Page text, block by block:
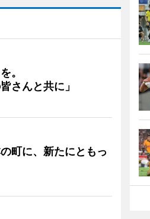
。
さんと共に」
町に、新たにともっ